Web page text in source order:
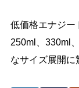
低価格エナジー
250ml、330ml
なサイズ展開に